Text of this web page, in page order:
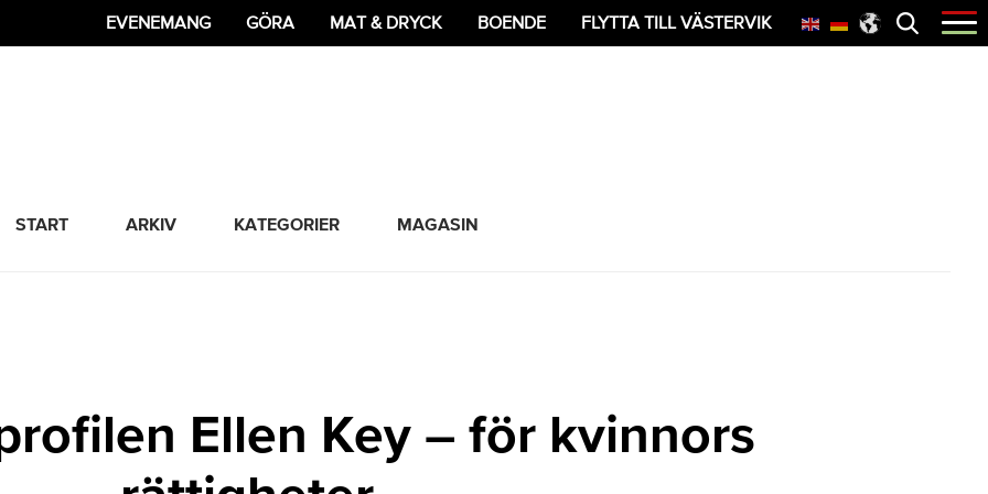
Öppna
menyn
EVENEMANG GÖRA MAT & DRYCK BOENDE FLYTTA TILL VÄSTERVIK
START ARKIV KATEGORIER MAGASIN
Ellen Key – för kvinnors